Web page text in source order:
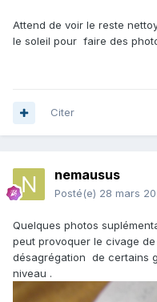
Attend de voir le reste
le soleil pour faire des
Citer
nemausus
Posté(e) 28 mars
Quelques photos
peut provoquer le civage
désagrégation de certains
niveau .